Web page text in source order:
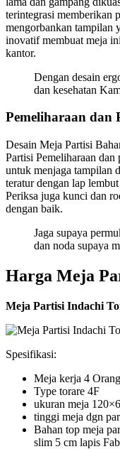
terintegrasi memberikan
mengorbankan tampilan
inovatif membuat meja
kantor.
Dengan desain
dan kesehatan
Pemeliharaan dan
Desain Meja Partisi
Partisi Pemeliharaan
untuk menjaga tampilan
teratur dengan lap
Periksa juga kunci dan
dengan baik.
Jaga supaya
dan noda supaya
Harga Meja
Meja Partisi Indachi
Spesifikasi:
Meja kerja 4
Type torare 4F
ukuran meja
tinggi meja dgn
Bahan top meja
slim 5 cm lapis